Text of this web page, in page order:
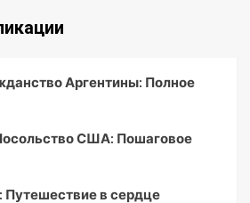
Аргентины: Полное
США: Пошаговое
Путешествие в сердце